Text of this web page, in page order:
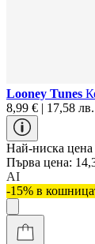
Looney Tunes
8,99 € | 17,58 лв.
Най-ниска цена
Първа цена:
AI
-15% в